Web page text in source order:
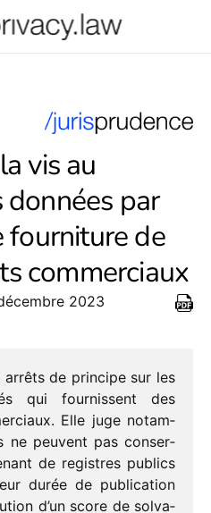
vis au
par
fourniture de
commerciaux
2023
arrêts de prin­cipe sur les
qui four­nissent des
Elle juge notam­
ne peuvent pas conser­
de registres publics
durée de publi­ca­tion
d’un score de solva­